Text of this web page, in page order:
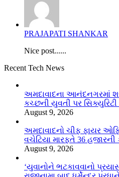
PRAJAPATI SHANKAR
Nice post......
Recent Tech News
અમદાવાદના આનંદનગરમાં
કચ્છની યુવતી પર સિક્યુરિટી
August 9, 2026
અમદાવાદનો ચીફ ફાયર
વચેટિયા મારફતે 36 હજારની
August 9, 2026
‘યુવાનોને ભટકાવવાનો